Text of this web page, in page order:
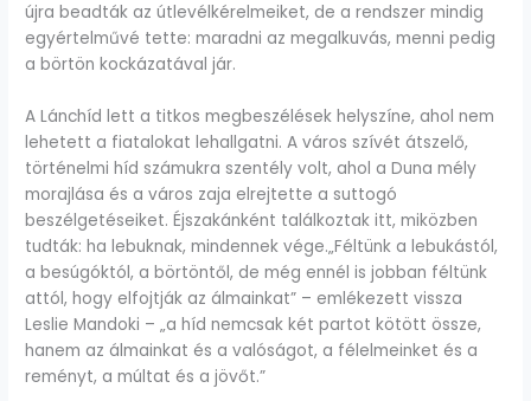
újra beadták az útlevélkérelmeiket, de a rendszer mindig
egyértelművé tette: maradni az megalkuvás, menni pedig
a börtön kockázatával jár.
A Lánchíd lett a titkos megbeszélések helyszíne, ahol nem
lehetett a fiatalokat lehallgatni. A város szívét átszelő,
történelmi híd számukra szentély volt, ahol a Duna mély
morajlása és a város zaja elrejtette a suttogó
beszélgetéseiket. Éjszakánként találkoztak itt, miközben
tudták: ha lebuknak, mindennek vége.„Féltünk a lebukástól,
a besúgóktól, a börtöntől, de még ennél is jobban féltünk
attól, hogy elfojtják az álmainkat” – emlékezett vissza
Leslie Mandoki – „a híd nemcsak két partot kötött össze,
hanem az álmainkat és a valóságot, a félelmeinket és a
reményt, a múltat és a jövőt.”